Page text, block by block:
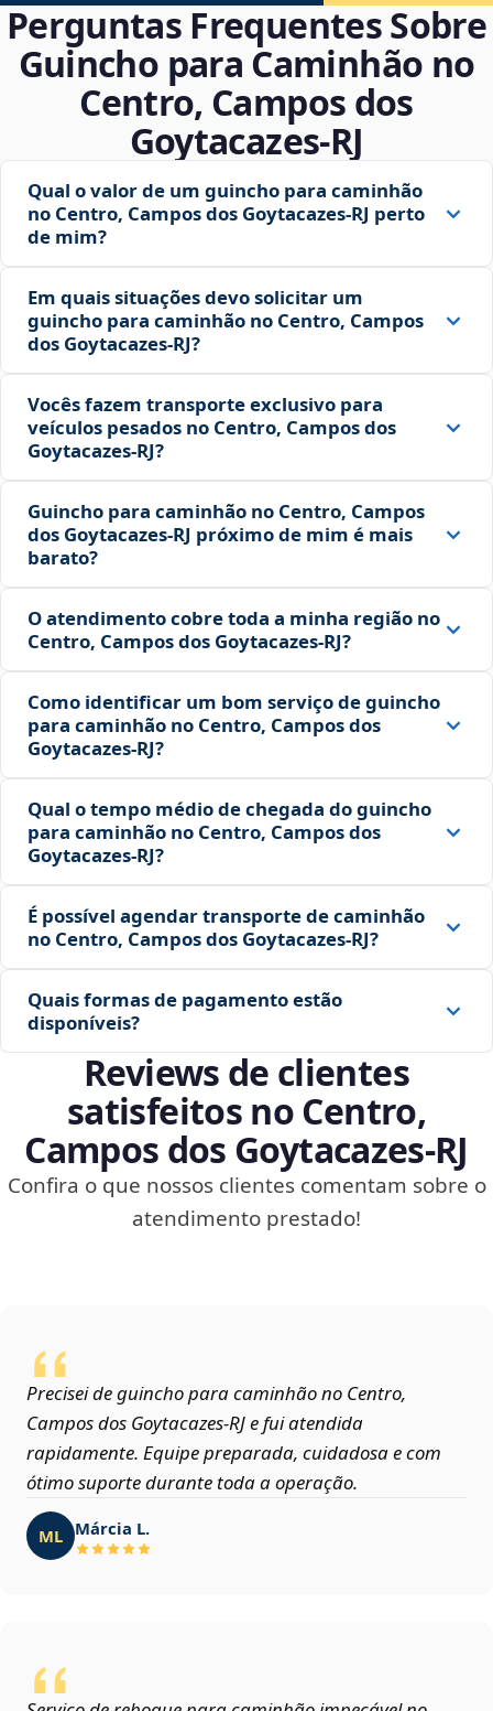
Perguntas Frequentes Sobre
Guincho para Caminhão no
Centro, Campos dos
Goytacazes‑RJ
Qual o valor de um guincho para caminhão
no Centro, Campos dos Goytacazes‑RJ perto
de mim?
Em quais situações devo solicitar um
guincho para caminhão no Centro, Campos
dos Goytacazes‑RJ?
Vocês fazem transporte exclusivo para
veículos pesados no Centro, Campos dos
Goytacazes‑RJ?
Guincho para caminhão no Centro, Campos
dos Goytacazes‑RJ próximo de mim é mais
barato?
O atendimento cobre toda a minha região no
Centro, Campos dos Goytacazes‑RJ?
Como identificar um bom serviço de guincho
para caminhão no Centro, Campos dos
Goytacazes‑RJ?
Qual o tempo médio de chegada do guincho
para caminhão no Centro, Campos dos
Goytacazes‑RJ?
É possível agendar transporte de caminhão
no Centro, Campos dos Goytacazes‑RJ?
Quais formas de pagamento estão
disponíveis?
Reviews de clientes
satisfeitos no Centro,
Campos dos Goytacazes‑RJ
Confira o que nossos clientes comentam sobre o
atendimento prestado!
Precisei de guincho para caminhão no Centro,
Campos dos Goytacazes‑RJ e fui atendida
rapidamente. Equipe preparada, cuidadosa e com
ótimo suporte durante toda a operação.
ML Márcia L.